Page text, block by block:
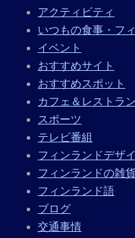
アクティビティ
いつもの食事・フ
イベント
おすすめサイト
おすすめスポット
カフェ＆レストラン
スポーツ
テレビ番組
フィンランドデザ
フィンランドの雑
フィンランド語
ブログ
交通事情